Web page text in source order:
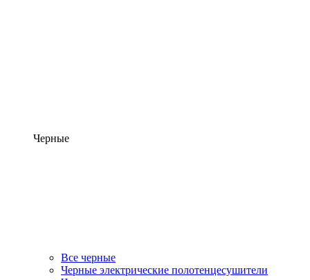
Черные
Все черные
Черные электрические полотенцесушители